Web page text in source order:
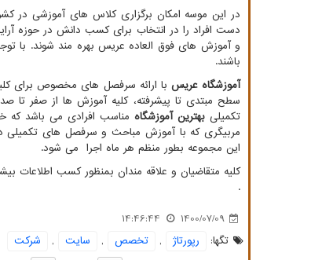
در این موسه امکان برگزاری کلاس های آموزشی در کشور
دست افراد را در انتخاب برای کسب دانش در حوزه
و آموزش های فوق العاده عریس بهره مند شوند. با
باشند.
آموزشگاه عریس با ارائه سرفصل های مخصوص برای
سطح مبتدی تا پیشرفته، کلیه آموزش ها از صفر تا
تکمیلیبهترین آموزشگاه مناسب افرادی می باشد که
مربیگری که با آموزش مباحث و سرفصل های تکمیلی
این مجموعه بطور منظم هر ماه اجرا می شود.
کلیه متقاضیان و علاقه مندان بمنظور کسب اطلاعات
.
1400/07/09
14:46:44
تگها:
رپورتاژ , تخصص , سایت ,
شركت